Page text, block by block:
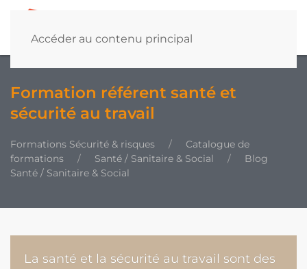
Accéder au contenu principal
Formation référent santé et
sécurité au travail
Formations Sécurité & risques
Catalogue de
formations
Santé / Sanitaire & Social
Blog
Santé / Sanitaire & Social
La santé et la sécurité au travail sont des